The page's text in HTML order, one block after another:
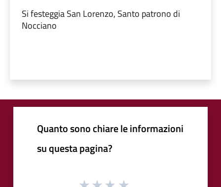
Si festeggia San Lorenzo, Santo patrono di
Nocciano
Quanto sono chiare le informazioni
su questa pagina?